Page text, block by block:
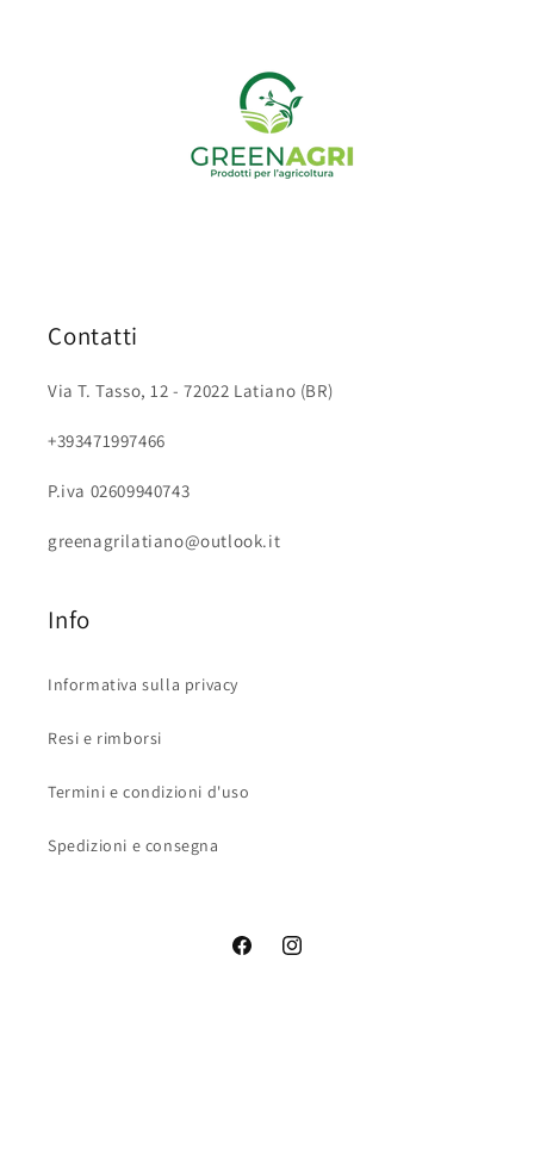
Contatti
Via T. Tasso, 12 - 72022 Latiano (BR)
+393471997466
P.iva 02609940743
greenagrilatiano@outlook.it
Info
Informativa sulla privacy
Resi e rimborsi
Termini e condizioni d'uso
Spedizioni e consegna
FacebookInstagram